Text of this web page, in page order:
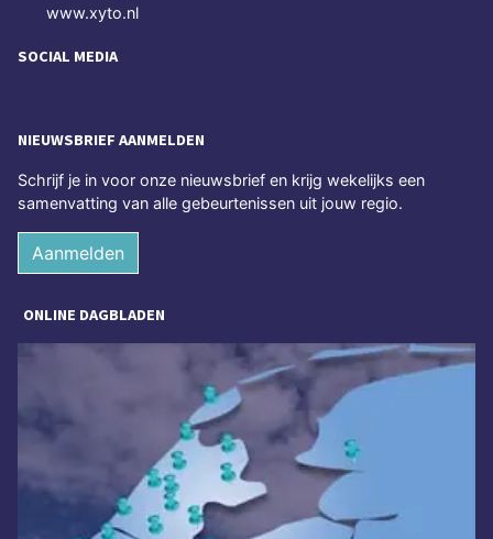
www.xyto.nl
SOCIAL MEDIA
NIEUWSBRIEF AANMELDEN
Schrijf je in voor onze nieuwsbrief en krijg wekelijks een
samenvatting van alle gebeurtenissen uit jouw regio.
Aanmelden
ONLINE DAGBLADEN